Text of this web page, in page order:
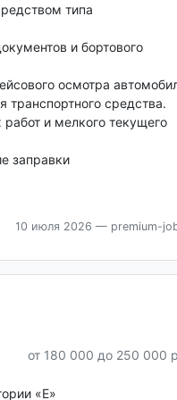
типа
и бортового
осмотра
транспортного средства.
и мелкого текущего
заправки
10 июля 2026 — premium-
от 180 000 до 250 000
«Е»